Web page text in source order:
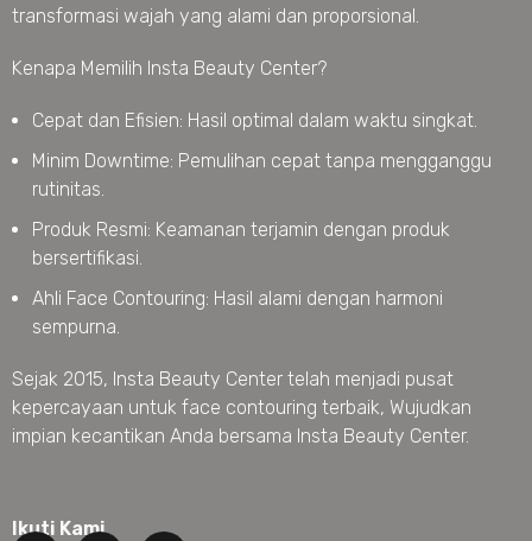
transformasi wajah yang alami dan proporsional.
Kenapa Memilih Insta Beauty Center?
Cepat dan Efisien: Hasil optimal dalam waktu singkat.
Minim Downtime: Pemulihan cepat tanpa mengganggu
rutinitas.
Produk Resmi: Keamanan terjamin dengan produk
bersertifikasi.
Ahli Face Contouring: Hasil alami dengan harmoni
sempurna.
Sejak 2015, Insta Beauty Center telah menjadi pusat
kepercayaan untuk face contouring terbaik, Wujudkan
impian kecantikan Anda bersama Insta Beauty Center.
Ikuti Kami